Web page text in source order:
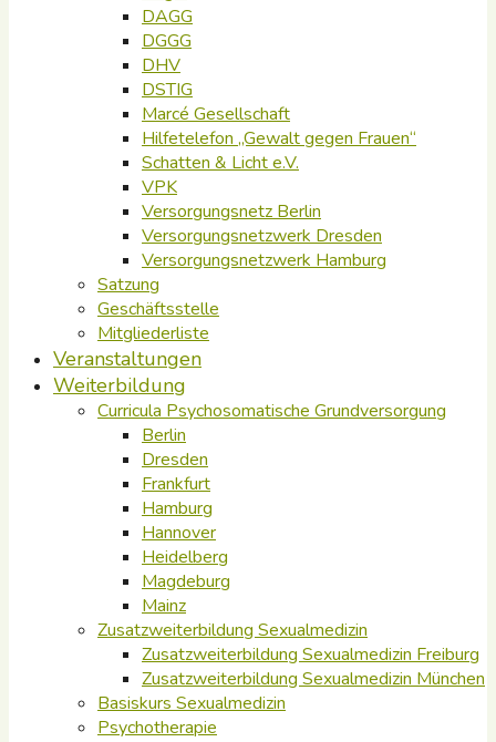
DAGG
DGGG
DHV
DSTIG
Marcé Gesellschaft
Hilfetelefon „Gewalt gegen Frauen“
Schatten & Licht e.V.
VPK
Versorgungsnetz Berlin
Versorgungsnetzwerk Dresden
Versorgungsnetzwerk Hamburg
Satzung
Geschäftsstelle
Mitgliederliste
Veranstaltungen
Weiterbildung
Curricula Psychosomatische Grundversorgung
Berlin
Dresden
Frankfurt
Hamburg
Hannover
Heidelberg
Magdeburg
Mainz
Zusatzweiterbildung Sexualmedizin
Zusatzweiterbildung Sexualmedizin Freiburg
Zusatzweiterbildung Sexualmedizin München
Basiskurs Sexualmedizin
Psychotherapie